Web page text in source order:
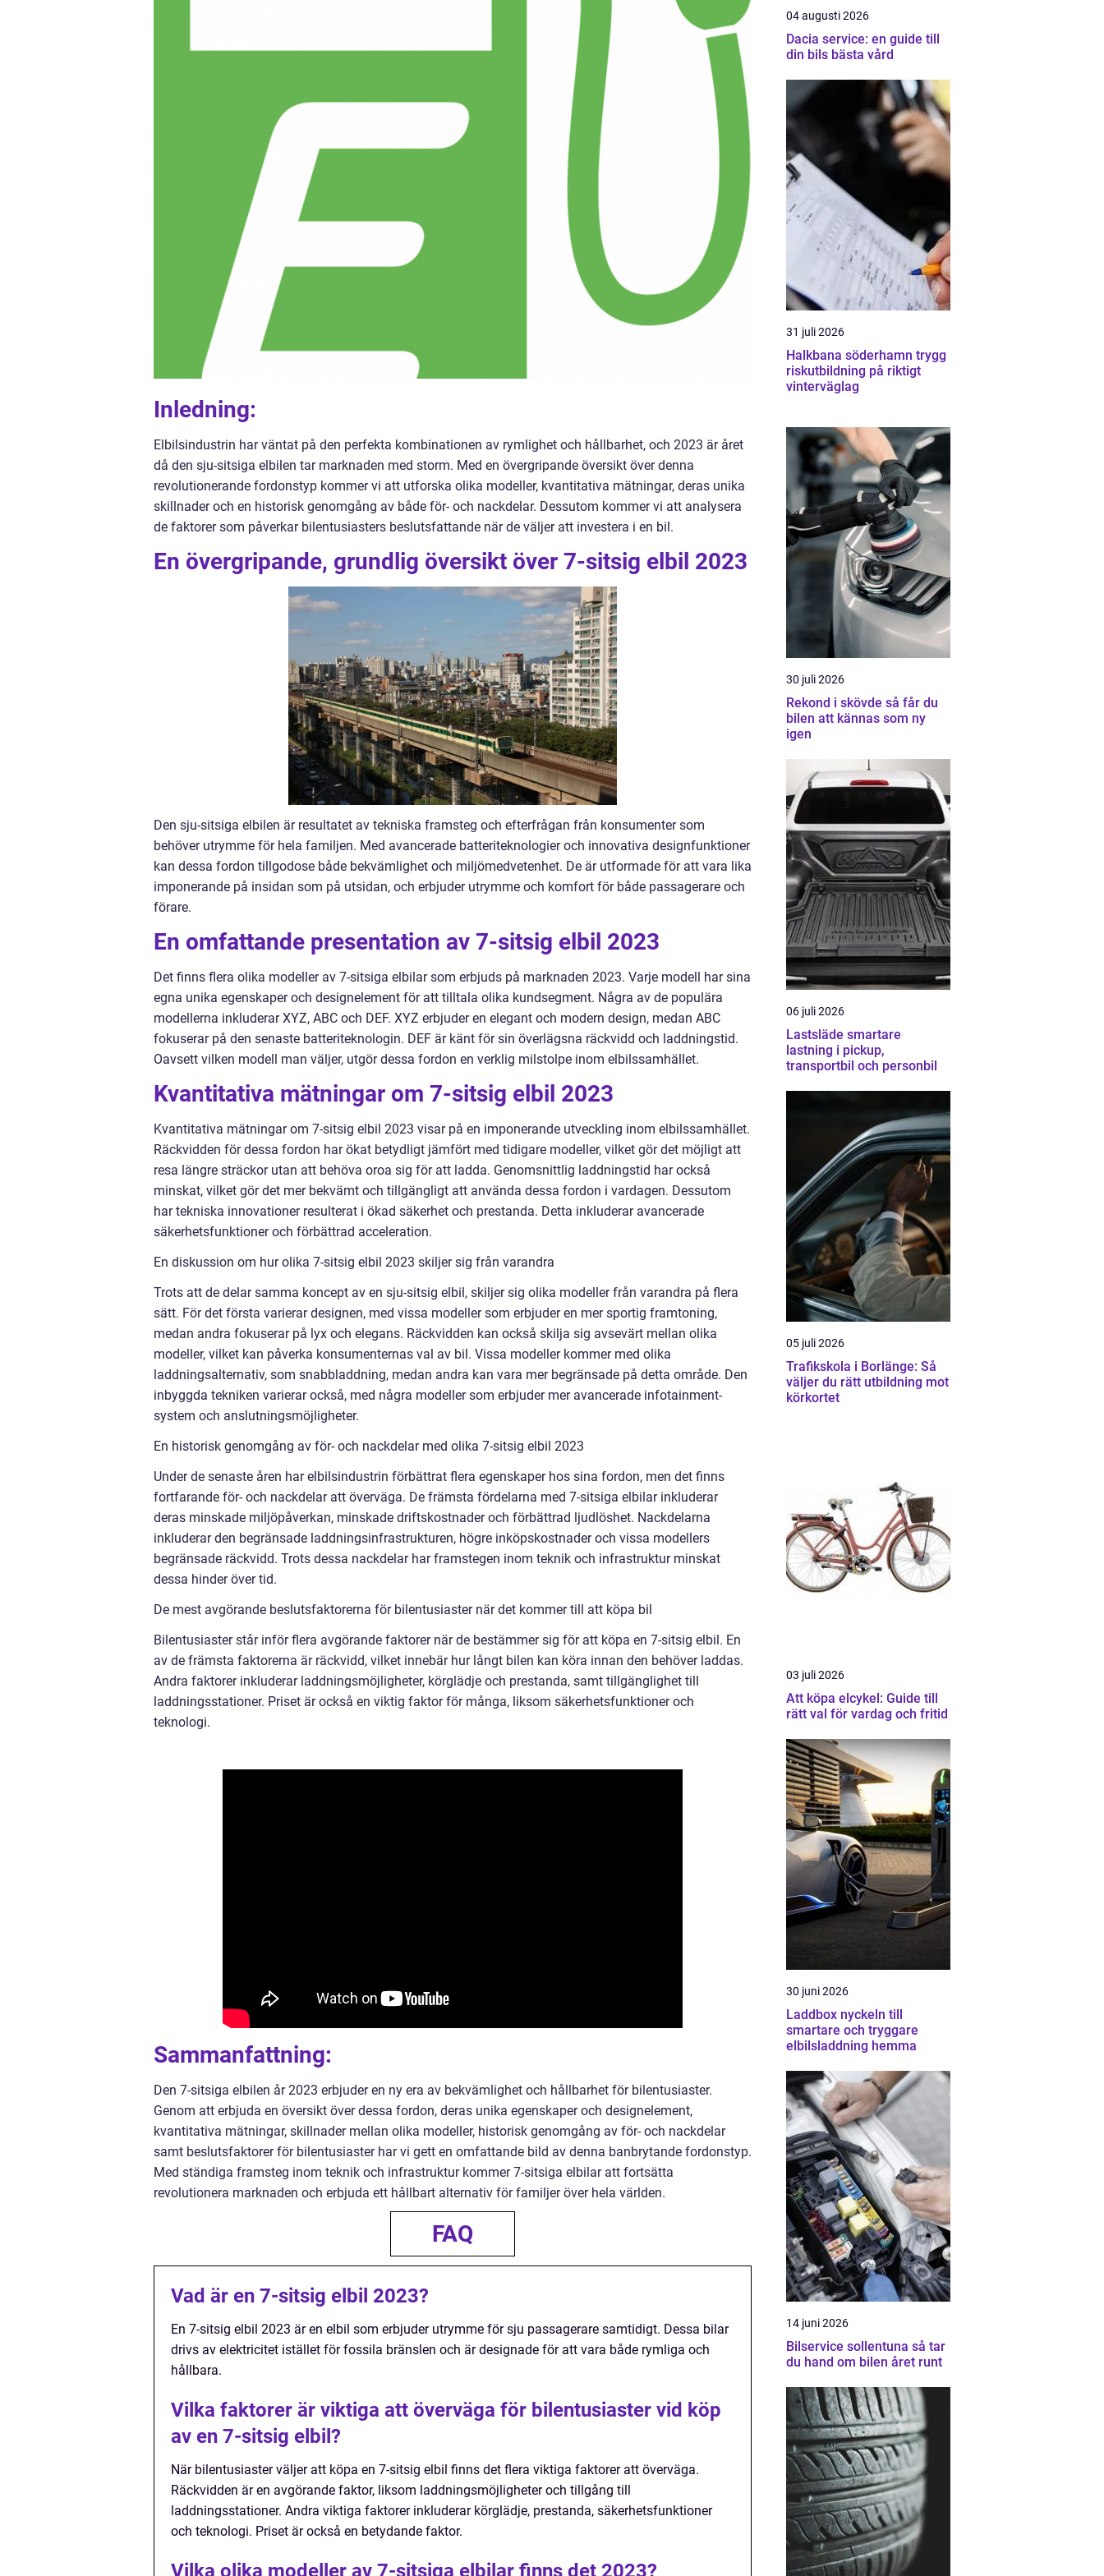
Inledning:
Elbilsindustrin har väntat på den perfekta kombinationen av rymlighet och hållbarhet, och 2023 är året
då den sju-sitsiga elbilen tar marknaden med storm. Med en övergripande översikt över denna
revolutionerande fordonstyp kommer vi att utforska olika modeller, kvantitativa mätningar, deras unika
skillnader och en historisk genomgång av både för- och nackdelar. Dessutom kommer vi att analysera
de faktorer som påverkar bilentusiasters beslutsfattande när de väljer att investera i en bil.
En övergripande, grundlig översikt över 7-sitsig elbil 2023
Den sju-sitsiga elbilen är resultatet av tekniska framsteg och efterfrågan från konsumenter som
behöver utrymme för hela familjen. Med avancerade batteriteknologier och innovativa designfunktioner
kan dessa fordon tillgodose både bekvämlighet och miljömedvetenhet. De är utformade för att vara lika
imponerande på insidan som på utsidan, och erbjuder utrymme och komfort för både passagerare och
förare.
En omfattande presentation av 7-sitsig elbil 2023
Det finns flera olika modeller av 7-sitsiga elbilar som erbjuds på marknaden 2023. Varje modell har sina
egna unika egenskaper och designelement för att tilltala olika kundsegment. Några av de populära
modellerna inkluderar XYZ, ABC och DEF. XYZ erbjuder en elegant och modern design, medan ABC
fokuserar på den senaste batteriteknologin. DEF är känt för sin överlägsna räckvidd och laddningstid.
Oavsett vilken modell man väljer, utgör dessa fordon en verklig milstolpe inom elbilssamhället.
Kvantitativa mätningar om 7-sitsig elbil 2023
Kvantitativa mätningar om 7-sitsig elbil 2023 visar på en imponerande utveckling inom elbilssamhället.
Räckvidden för dessa fordon har ökat betydligt jämfört med tidigare modeller, vilket gör det möjligt att
resa längre sträckor utan att behöva oroa sig för att ladda. Genomsnittlig laddningstid har också
minskat, vilket gör det mer bekvämt och tillgängligt att använda dessa fordon i vardagen. Dessutom
har tekniska innovationer resulterat i ökad säkerhet och prestanda. Detta inkluderar avancerade
säkerhetsfunktioner och förbättrad acceleration.
En diskussion om hur olika 7-sitsig elbil 2023 skiljer sig från varandra
Trots att de delar samma koncept av en sju-sitsig elbil, skiljer sig olika modeller från varandra på flera
sätt. För det första varierar designen, med vissa modeller som erbjuder en mer sportig framtoning,
medan andra fokuserar på lyx och elegans. Räckvidden kan också skilja sig avsevärt mellan olika
modeller, vilket kan påverka konsumenternas val av bil. Vissa modeller kommer med olika
laddningsalternativ, som snabbladdning, medan andra kan vara mer begränsade på detta område. Den
inbyggda tekniken varierar också, med några modeller som erbjuder mer avancerade infotainment-
system och anslutningsmöjligheter.
En historisk genomgång av för- och nackdelar med olika 7-sitsig elbil 2023
Under de senaste åren har elbilsindustrin förbättrat flera egenskaper hos sina fordon, men det finns
fortfarande för- och nackdelar att överväga. De främsta fördelarna med 7-sitsiga elbilar inkluderar
deras minskade miljöpåverkan, minskade driftskostnader och förbättrad ljudlöshet. Nackdelarna
inkluderar den begränsade laddningsinfrastrukturen, högre inköpskostnader och vissa modellers
begränsade räckvidd. Trots dessa nackdelar har framstegen inom teknik och infrastruktur minskat
dessa hinder över tid.
De mest avgörande beslutsfaktorerna för bilentusiaster när det kommer till att köpa bil
Bilentusiaster står inför flera avgörande faktorer när de bestämmer sig för att köpa en 7-sitsig elbil. En
av de främsta faktorerna är räckvidd, vilket innebär hur långt bilen kan köra innan den behöver laddas.
Andra faktorer inkluderar laddningsmöjligheter, körglädje och prestanda, samt tillgänglighet till
laddningsstationer. Priset är också en viktig faktor för många, liksom säkerhetsfunktioner och
teknologi.
Sammanfattning:
Den 7-sitsiga elbilen år 2023 erbjuder en ny era av bekvämlighet och hållbarhet för bilentusiaster.
Genom att erbjuda en översikt över dessa fordon, deras unika egenskaper och designelement,
kvantitativa mätningar, skillnader mellan olika modeller, historisk genomgång av för- och nackdelar
samt beslutsfaktorer för bilentusiaster har vi gett en omfattande bild av denna banbrytande fordonstyp.
Med ständiga framsteg inom teknik och infrastruktur kommer 7-sitsiga elbilar att fortsätta
revolutionera marknaden och erbjuda ett hållbart alternativ för familjer över hela världen.
FAQ
Vad är en 7-sitsig elbil 2023?
En 7-sitsig elbil 2023 är en elbil som erbjuder utrymme för sju passagerare samtidigt. Dessa bilar
drivs av elektricitet istället för fossila bränslen och är designade för att vara både rymliga och
hållbara.
Vilka faktorer är viktiga att överväga för bilentusiaster vid köp
av en 7-sitsig elbil?
När bilentusiaster väljer att köpa en 7-sitsig elbil finns det flera viktiga faktorer att överväga.
Räckvidden är en avgörande faktor, liksom laddningsmöjligheter och tillgång till
laddningsstationer. Andra viktiga faktorer inkluderar körglädje, prestanda, säkerhetsfunktioner
och teknologi. Priset är också en betydande faktor.
Vilka olika modeller av 7-sitsiga elbilar finns det 2023?
04 augusti 2026
Dacia service: en guide till
din bils bästa vård
31 juli 2026
Halkbana söderhamn trygg
riskutbildning på riktigt
vinterväglag
30 juli 2026
Rekond i skövde så får du
bilen att kännas som ny
igen
06 juli 2026
Lastsläde smartare
lastning i pickup,
transportbil och personbil
05 juli 2026
Trafikskola i Borlänge: Så
väljer du rätt utbildning mot
körkortet
03 juli 2026
Att köpa elcykel: Guide till
rätt val för vardag och fritid
30 juni 2026
Laddbox nyckeln till
smartare och tryggare
elbilsladdning hemma
14 juni 2026
Bilservice sollentuna så tar
du hand om bilen året runt